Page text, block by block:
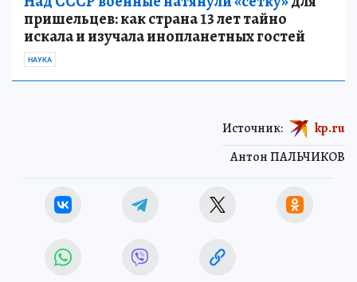
пришельцев: как страна 13 лет тайно
искала и изучала инопланетных гостей
НАУКА
Антон ПАЛЬЧИКОВ
Источник: kp.ru